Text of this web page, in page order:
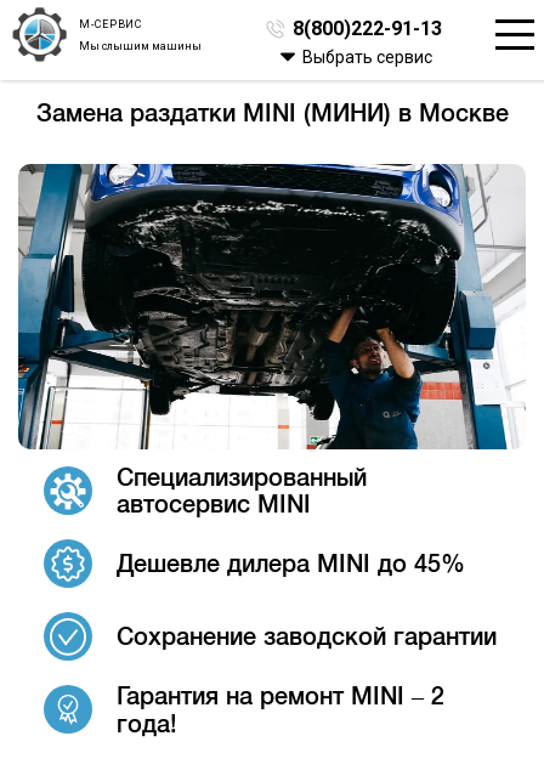
М-СЕРВИС
Мы слышим машины
8(800)222-91-13
Выбрать сервис
Замена раздатки MINI (МИНИ) в Москве
Специализированный
автосервис MINI
Дешевле дилера MINI до 45%
Сохранение заводской гарантии
Гарантия на ремонт MINI – 2
года!